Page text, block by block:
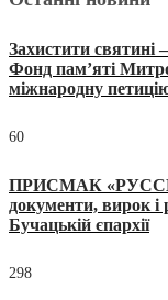
Захистити святині
Фонд пам’яті
міжнародну
60
ПРИСМАК
документи, вирок і
Бучацькій єпархії
298